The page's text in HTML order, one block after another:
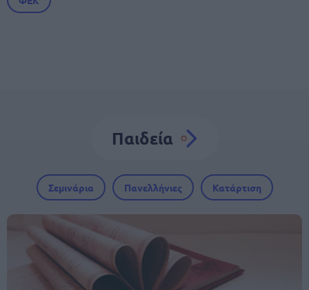
Παιδεία
Σεμινάρια Πανελλήνιες Κατάρτιση